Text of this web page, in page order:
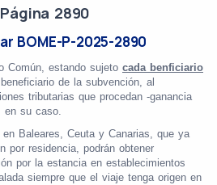
Página 2890
BOME-P-2025-2890
Común, estando sujeto cada benficiario
de la subvención, al
tributarias que procedan -ganancia
en su caso.
Baleares, Ceuta y Canarias, que ya
por residencia, podrán obtener
por la estancia en establecimientos
siempre que el viaje tenga origen en